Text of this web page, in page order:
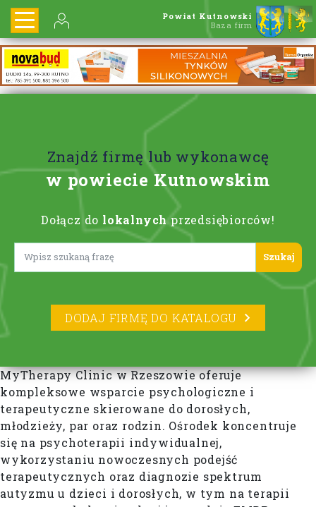
Powiat Kutnowski
Baza firm
Znajdź firmę lub wykonawcę
w powiecie Kutnowskim
Dołącz do lokalnych przedsiębiorców!
Lorem ipsum
DODAJ FIRMĘ DO KATALOGU
MyTherapy Clinic w Rzeszowie oferuje
kompleksowe wsparcie psychologiczne i
terapeutyczne skierowane do dorosłych,
młodzieży, par oraz rodzin. Ośrodek koncentruje
się na psychoterapii indywidualnej,
wykorzystaniu nowoczesnych podejść
terapeutycznych oraz diagnozie spektrum
autyzmu u dzieci i dorosłych, w tym na terapii